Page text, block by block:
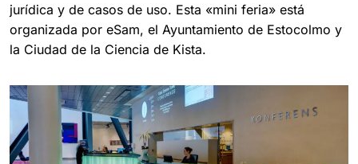
jurídica y de casos de uso. Esta «mini feria» está
organizada por eSam, el Ayuntamiento de Estocolmo y
la Ciudad de la Ciencia de Kista.